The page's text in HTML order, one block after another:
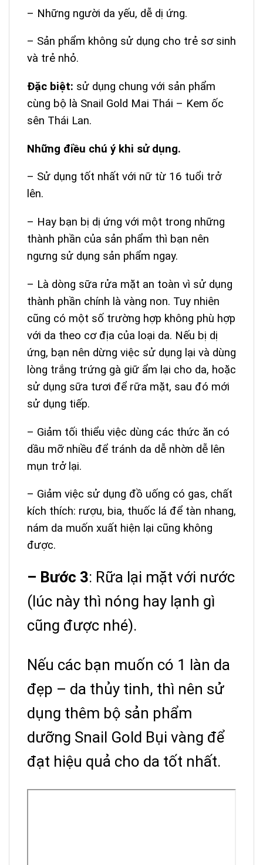
– Những người da yếu, dễ dị ứng.
– Sản phẩm không sử dụng cho trẻ sơ sinh
và trẻ nhỏ.
Đặc biệt: sử dụng chung với sản phẩm
cùng bộ là Snail Gold Mai Thái – Kem ốc
sên Thái Lan.
Những điều chú ý khi sử dụng.
– Sử dụng tốt nhất với nữ từ 16 tuổi trở
lên.
– Hay bạn bị dị ứng với một trong những
thành phần của sản phẩm thì bạn nên
ngưng sử dụng sản phẩm ngay.
– Là dòng sữa rửa mặt an toàn vì sử dụng
thành phần chính là vàng non. Tuy nhiên
cũng có một số trường hợp không phù hợp
với da theo cơ địa của loại da. Nếu bị dị
ứng, bạn nên dừng việc sử dụng lại và dùng
lòng trắng trứng gà giữ ẩm lại cho da, hoặc
sử dụng sữa tươi để rữa mặt, sau đó mới
sử dụng tiếp.
– Giảm tối thiểu việc dùng các thức ăn có
dầu mỡ nhiều để tránh da dễ nhờn dễ lên
mụn trở lại.
– Giảm việc sử dụng đồ uống có gas, chất
kích thích: rượu, bia, thuốc lá để tàn nhang,
nám da muốn xuất hiện lại cũng không
được.
– Bước 3: Rữa lại mặt với nước
(lúc này thì nóng hay lạnh gì
cũng được nhé).
Nếu các bạn muốn có 1 làn da
đẹp – da thủy tinh, thì nên sử
dụng thêm bộ sản phẩm
dưỡng Snail Gold Bụi vàng để
đạt hiệu quả cho da tốt nhất.